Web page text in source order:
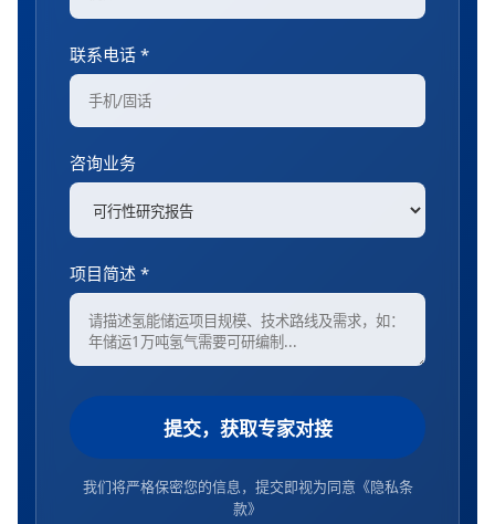
联系电话 *
咨询业务
项目简述 *
提交，获取专家对接
我们将严格保密您的信息，提交即视为同意 《隐私条
款》